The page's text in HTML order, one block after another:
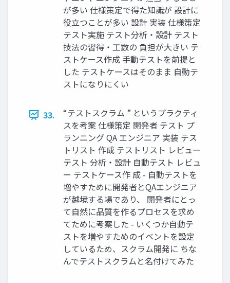
が多い 仕様策定で得た知識が 設計に
役立つことが多い 設計 実装 仕様策定
テスト実施 テスト分析・設計 テスト
技法の習得・工数の 負担が大きい テ
ストケース作成 手動テストを前提と
した テストケースはそのまま 自動テ
ストになりにくい
33.
“テストスクラム ” というプラクティ
スを考案 仕様策定 開発者 テスト プ
ランニング QA エンジニア 実装 テス
トリスト 作成 テストリスト レビュー
テスト 分析・設計 自動テスト レビュ
ー テストケース作 成 - 自動テストを
増やすために開発者とQAエンジニア
が越境する場であり、 開発者にとっ
て自然に品質を作るプロセスを求め
てために考案した - いくつか自動テ
ストを増やすためのイベントを設定
しているため、スクラム開発に ちな
んでテストスクラムと名付けてみた